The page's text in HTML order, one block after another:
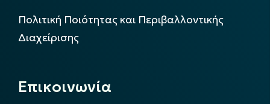
Πολιτική Ποιότητας και Περιβαλλοντικής
Διαχείρισης
Επικοινωνία